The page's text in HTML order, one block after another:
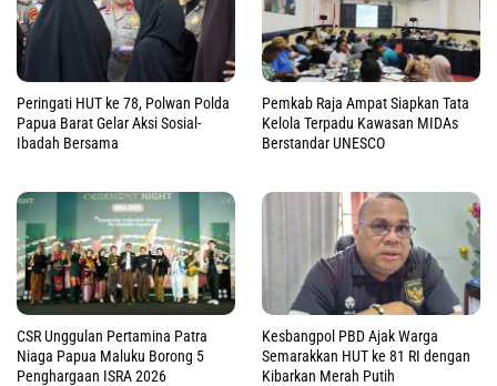
Peringati HUT ke 78, Polwan Polda
Papua Barat Gelar Aksi Sosial-
Ibadah Bersama
Pemkab Raja Ampat Siapkan Tata
Kelola Terpadu Kawasan MIDAs
Berstandar UNESCO
CSR Unggulan Pertamina Patra
Niaga Papua Maluku Borong 5
Penghargaan ISRA 2026
Kesbangpol PBD Ajak Warga
Semarakkan HUT ke 81 RI dengan
Kibarkan Merah Putih